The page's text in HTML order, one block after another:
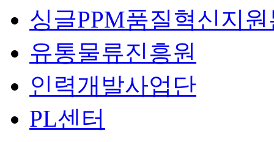
싱글PPM품질혁신지
유통물류진흥원
인력개발사업단
PL센터